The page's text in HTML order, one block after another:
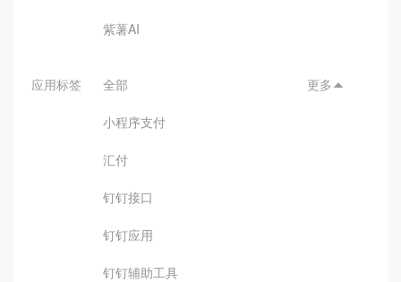
紫薯AI
应用标签 全部
小程序支付
汇付
钉钉接口
钉钉应用
钉钉辅助工具
更多 